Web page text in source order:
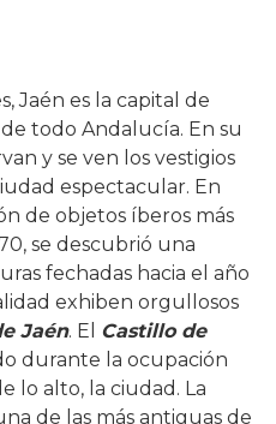
Jaén es la capital de
todo Andalucía. En su
y se ven los vestigios
espectacular. En
de objetos íberos más
se descubrió una
fechadas hacia el año
exhiben orgullosos
Jaén. El Castillo de
durante la ocupación
lo alto, la ciudad. La
de las más antiguas de